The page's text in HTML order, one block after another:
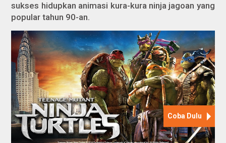
sukses hidupkan animasi kura-kura ninja jagoan yang
popular tahun 90-an.